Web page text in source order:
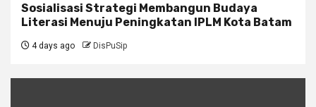
Sosialisasi Strategi Membangun Budaya
Literasi Menuju Peningkatan IPLM Kota Batam
4 days ago DisPuSip